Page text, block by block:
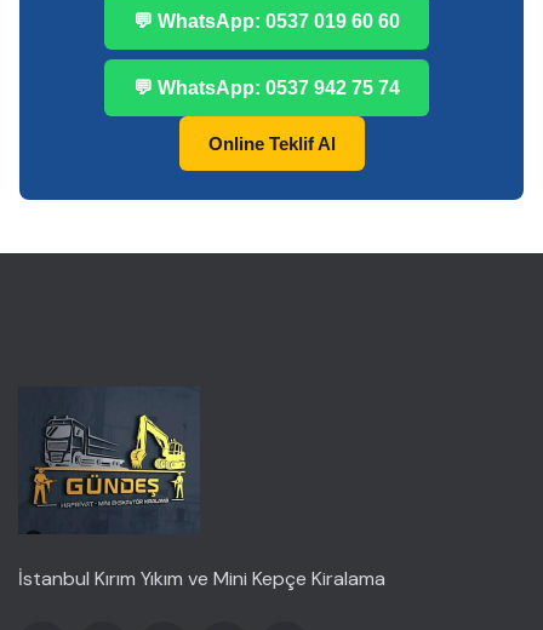
💬 WhatsApp: 0537 019 60 60
💬 WhatsApp: 0537 942 75 74
Online Teklif Al
İstanbul Kırım Yıkım ve Mini Kepçe Kiralama